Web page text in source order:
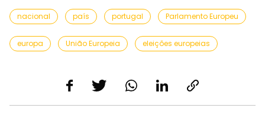
nacional país portugal Parlamento Europeu
europa União Europeia eleições europeias